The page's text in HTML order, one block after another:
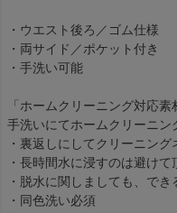
・ウエスト後ろ／ゴム仕様
・両サイド／ポケット付き
・手洗い可能
「ホームクリーニング対応素
手洗いにてホームクリーニン
・裏返しにしてクリーニング
・長時間水に浸すのは避け
・脱水に関しましても、で
・同色洗い必須